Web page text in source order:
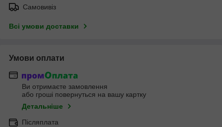
Самовивіз
Всі умови доставки
Умови оплати
Ви отримаєте замовлення
або гроші повернуться на вашу картку
Детальніше
Післяплата